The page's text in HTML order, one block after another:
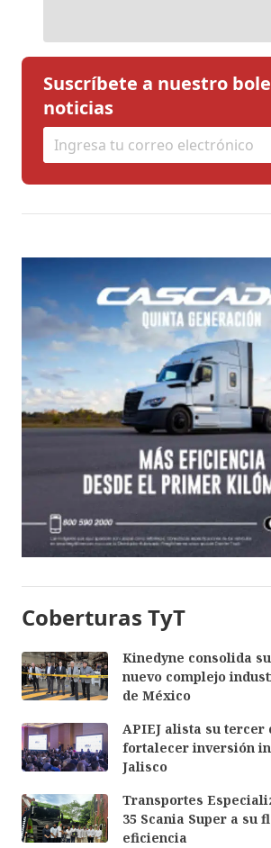
Suscríbete a nuestro
noticias
Coberturas TyT
Kinedyne consolida
nuevo complejo
de México
APIEJ alista su tercer
fortalecer inversión
Jalisco
Transportes
35 Scania Super a su
eficiencia